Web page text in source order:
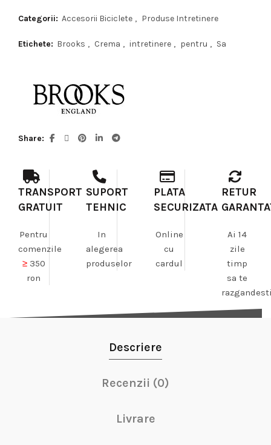
Categorii: Accesorii Biciclete , Produse Intretinere
Etichete: Brooks , Crema , intretinere , pentru , Sa
Share
TRANSPORT
GRATUIT
Pentru
comenzile
≥350
ron
SUPORT
TEHNIC
In
alegerea
produselor
PLATA
SECURIZATA
Online
cu
cardul
RETUR
Ai 14
zile
timp
sa te
Descriere
Recenzii (0)
Livrare